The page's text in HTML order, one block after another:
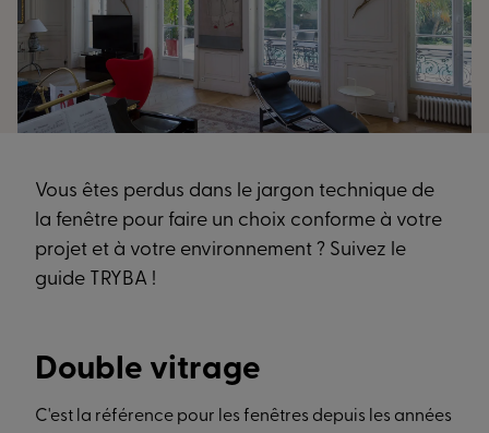
Vous êtes perdus dans le jargon technique de
la fenêtre pour faire un choix conforme à votre
projet et à votre environnement ? Suivez le
guide TRYBA !
Double vitrage
C'est la référence pour les fenêtres depuis les années